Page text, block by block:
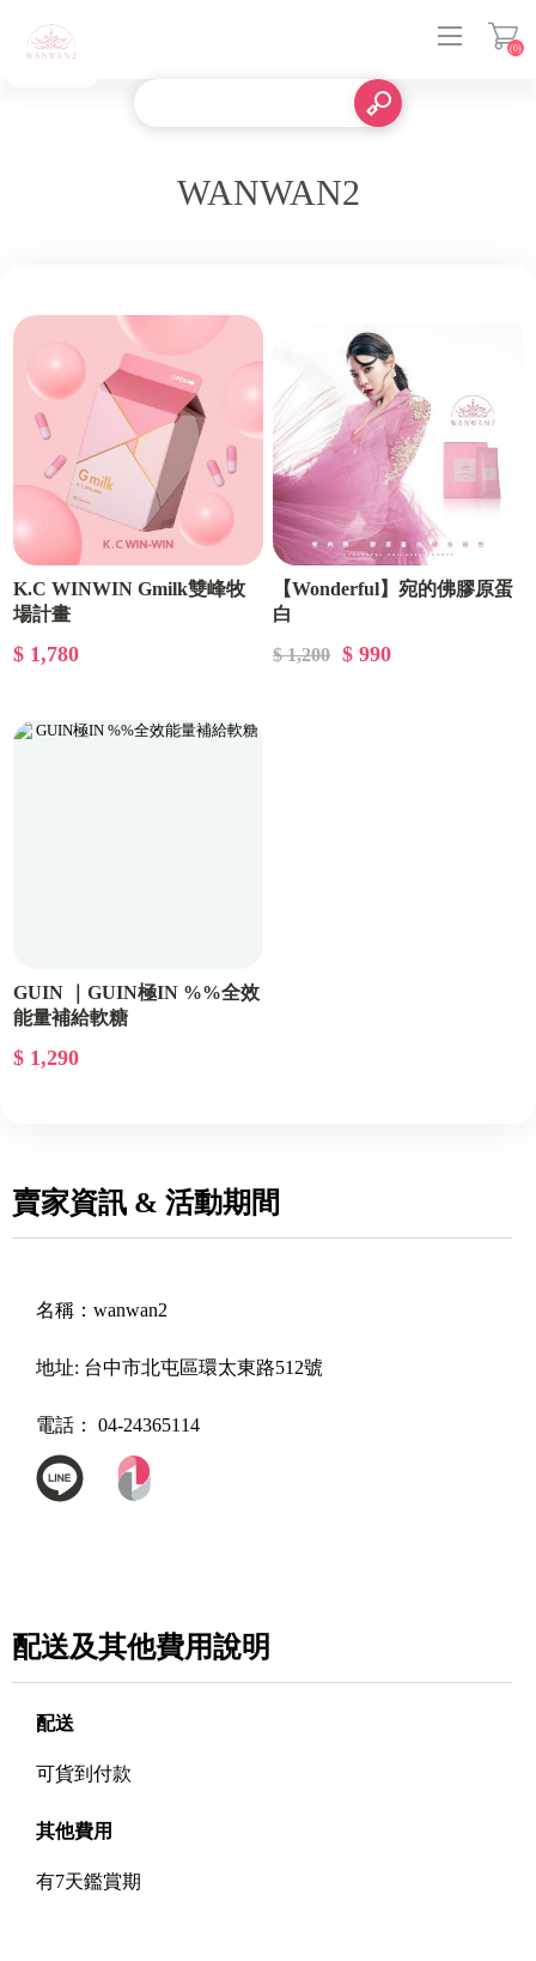
(0)
WANWAN2
K.C WINWIN Gmilk雙峰牧
場計畫
$ 1,780
【Wonderful】宛的佛膠原蛋
白
$ 1,200
$ 990
GUIN ｜GUIN極IN %%全效
能量補給軟糖
$ 1,290
賣家資訊 & 活動期間
名稱： wanwan2
地址: 台中市北屯區環太東路512號
電話： 04-24365114
配送及其他費用說明
配送
可貨到付款
其他費用
有7天鑑賞期